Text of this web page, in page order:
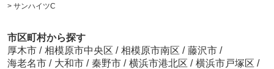
> サンハイツC
市区町村から探す
厚木市 / 相模原市中央区 / 相模原市南区 / 藤沢市 /
海老名市 / 大和市 / 秦野市 / 横浜市港北区 / 横浜市戸塚区 /